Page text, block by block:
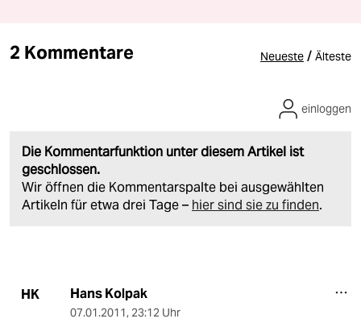
2 Kommentare Neueste / Älteste
Die Kommentarfunktion unter diesem Artikel ist
geschlossen.
Wir öffnen die Kommentarspalte bei ausgewählten
Artikeln für etwa drei Tage – hier sind sie zu finden.
einloggen
HK Hans Kolpak
07.01.2011, 23:12 Uhr